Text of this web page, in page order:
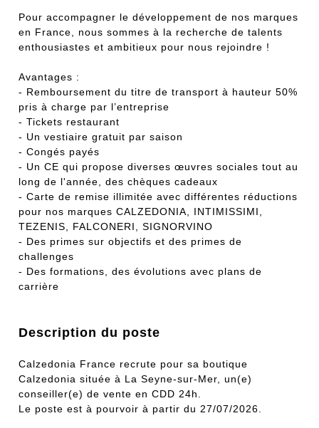
Pour accompagner le développement de nos marques
en France, nous sommes à la recherche de talents
enthousiastes et ambitieux pour nous rejoindre !
Avantages :
- Remboursement du titre de transport à hauteur 50%
pris à charge par l’entreprise
- Tickets restaurant
- Un vestiaire gratuit par saison
- Congés payés
- Un CE qui propose diverses œuvres sociales tout au
long de l'année, des chèques cadeaux
- Carte de remise illimitée avec différentes réductions
pour nos marques CALZEDONIA, INTIMISSIMI,
TEZENIS, FALCONERI, SIGNORVINO
- Des primes sur objectifs et des primes de
challenges
- Des formations, des évolutions avec plans de
carrière
Description du poste
Calzedonia France recrute pour sa boutique
Calzedonia située à La Seyne-sur-Mer, un(e)
conseiller(e) de vente en CDD 24h.
Le poste est à pourvoir à partir du 27/07/2026.